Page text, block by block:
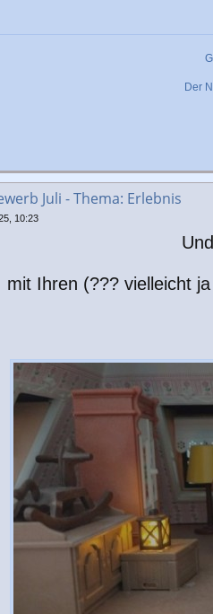
Der
Juli - Thema: Erlebnis
10:23
mit Ihren (??? vielleicht